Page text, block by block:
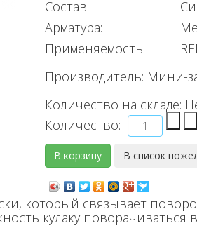
Состав:
Арматура:
Применяемость:
Производитель: Мини-
Количество на складе:
Количество:
который связывает
кулаку поворачиваться